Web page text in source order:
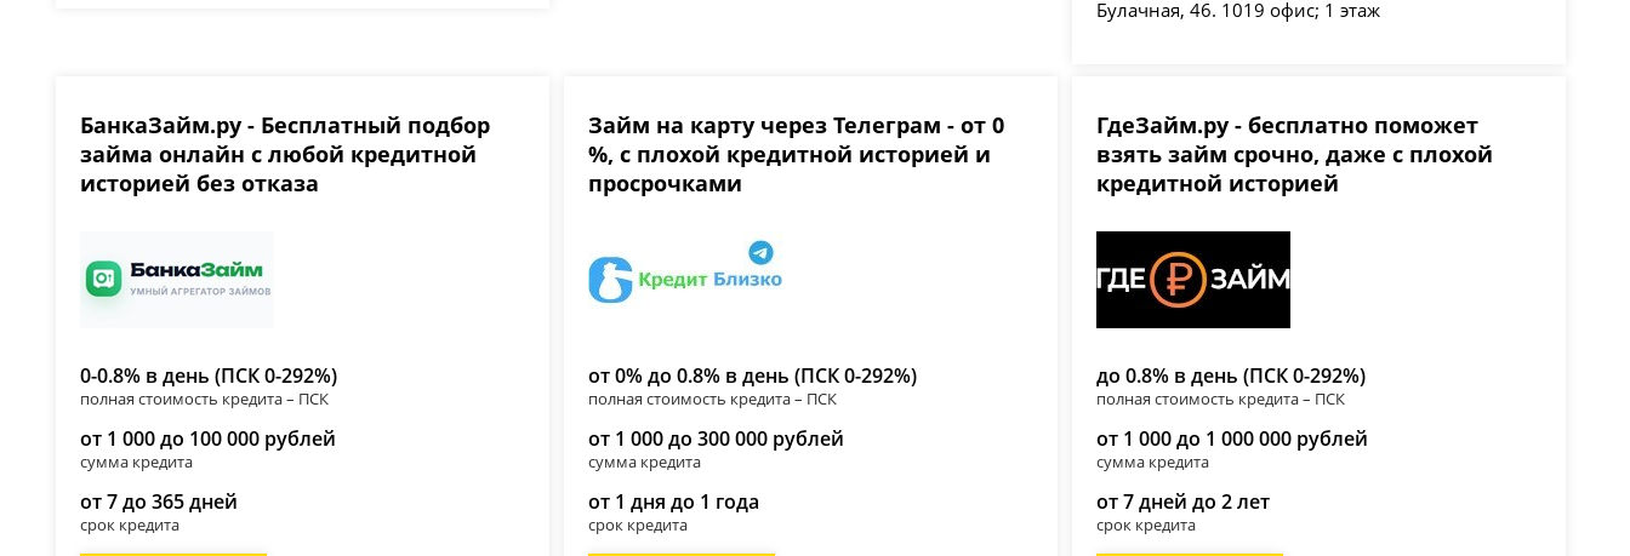
Булачная, 46. 1019 офис; 1 этаж
БанкаЗайм.ру - Бесплатный подбор
займа онлайн с любой кредитной
историей без отказа
0-0.8% в день (ПСК 0-292%)
полная стоимость кредита – ПСК
от 1 000 до 100 000 рублей
сумма кредита
от 7 до 365 дней
срок кредита
Займ на карту через Телеграм - от 0
%, с плохой кредитной историей и
просрочками
от 0% до 0.8% в день (ПСК 0-292%)
полная стоимость кредита – ПСК
от 1 000 до 300 000 рублей
сумма кредита
от 1 дня до 1 года
срок кредита
ГдеЗайм.ру - бесплатно поможет
взять займ срочно, даже с плохой
кредитной историей
до 0.8% в день (ПСК 0-292%)
полная стоимость кредита – ПСК
от 1 000 до 1 000 000 рублей
сумма кредита
от 7 дней до 2 лет
срок кредита